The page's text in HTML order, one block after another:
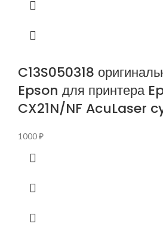
C13S050318
Epson для принтера
CX21N/NF AcuLaser
1000₽